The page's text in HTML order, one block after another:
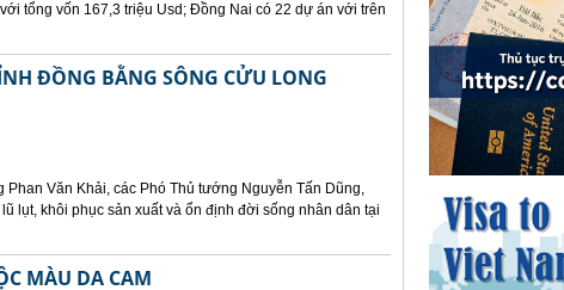
tổng vốn 167,3 triệu Usd; Đồng Nai có 22 dự án với trên
ĐỒNG BẰNG SÔNG CỬU LONG
Văn Khải, các Phó Thủ tướng Nguyễn Tấn Dũng,
lụt, khôi phục sản xuất và ổn định đời sống nhân dân tại
MÀU DA CAM